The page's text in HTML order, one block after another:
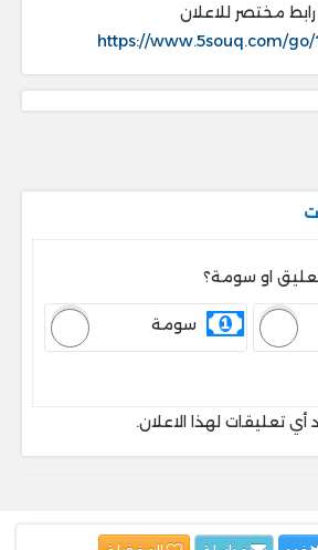
رابط مختصر للاعلان
https://www.5souq.com/go/
او سومة؟
سومة
أي تعليقات لهذا الاعلان.